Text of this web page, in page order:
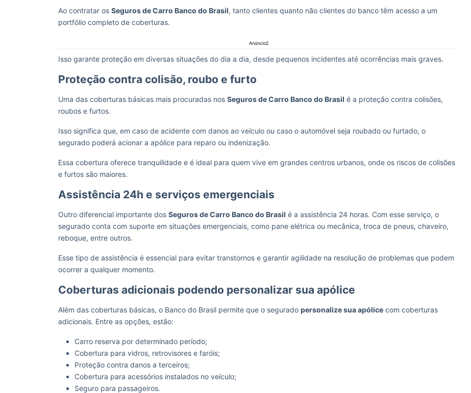
Ao contratar os Seguros de Carro Banco do Brasil, tanto clientes quanto não clientes do banco têm acesso a um
portfólio completo de coberturas.
Anúncio2
Isso garante proteção em diversas situações do dia a dia, desde pequenos incidentes até ocorrências mais graves.
Proteção contra colisão, roubo e furto
Uma das coberturas básicas mais procuradas nos Seguros de Carro Banco do Brasil é a proteção contra colisões,
roubos e furtos.
Isso significa que, em caso de acidente com danos ao veículo ou caso o automóvel seja roubado ou furtado, o
segurado poderá acionar a apólice para reparo ou indenização.
Essa cobertura oferece tranquilidade e é ideal para quem vive em grandes centros urbanos, onde os riscos de colisões
e furtos são maiores.
Assistência 24h e serviços emergenciais
Outro diferencial importante dos Seguros de Carro Banco do Brasil é a assistência 24 horas. Com esse serviço, o
segurado conta com suporte em situações emergenciais, como pane elétrica ou mecânica, troca de pneus, chaveiro,
reboque, entre outros.
Esse tipo de assistência é essencial para evitar transtornos e garantir agilidade na resolução de problemas que podem
ocorrer a qualquer momento.
Coberturas adicionais podendo personalizar sua apólice
Além das coberturas básicas, o Banco do Brasil permite que o segurado personalize sua apólice com coberturas
adicionais. Entre as opções, estão:
Carro reserva por determinado período;
Cobertura para vidros, retrovisores e faróis;
Proteção contra danos a terceiros;
Cobertura para acessórios instalados no veículo;
Seguro para passageiros.